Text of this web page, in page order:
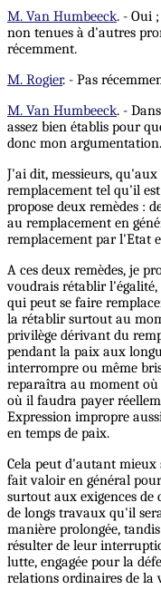
M. Van Humbeeck. - Oui
non tenues à d'autres
récemment.
M. Rogier. - Pas
M. Van Humbeeck. -
assez bien établis pour
donc mon argumentation.
J'ai dit, messieurs,
remplacement tel qu'il
propose deux remèdes :
au remplacement en
remplacement par l'Etat
A ces deux remèdes, je
voudrais rétablir l'égalité,
qui peut se faire
la rétablir surtout au
privilège dérivant du
pendant la paix aux
interrompre ou même
reparaîtra au moment
où il faudra payer
Expression impropre
en temps de paix.
Cela peut d'autant mieux
fait valoir en général
surtout aux exigences de
de longs travaux qu'il
manière prolongée,
résulter de leur
lutte, engagée pour la
relations ordinaires de la